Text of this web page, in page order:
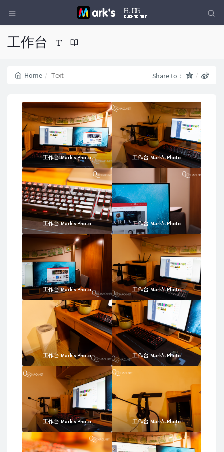
工作台
Home Text Share to：
工作台-Mark's Photo
工作台-Mark's Photo 工作台-Mark's Photo
工作台-Mark's Photo
工作台-Mark's Photo
工作台-Mark's Photo 工作台-Mark's Photo
工作台-Mark's Photo
工作台-Mark's Photo
工作台-Mark's Photo 工作台-Mark's Photo
工作台-Mark's Photo
工作台-Mark's Photo
工作台-Mark's Photo 工作台-Mark's Photo
工作台-Mark's Photo
工作台-Mark's Photo
工作台-Mark's Photo 工作台-Mark's Photo
工作台-Mark's Photo